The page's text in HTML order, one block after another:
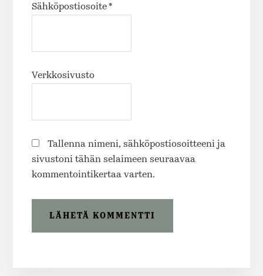
Sähköpostiosoite *
Verkkosivusto
Tallenna nimeni, sähköpostiosoitteeni ja
sivustoni tähän selaimeen seuraavaa
kommentointikertaa varten.